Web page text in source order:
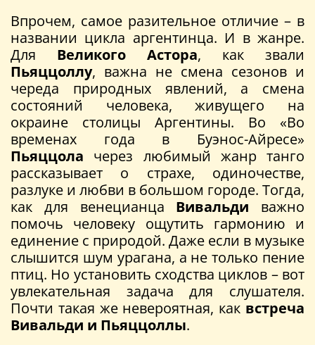
Впрочем, самое разительное отличие – в
названии цикла аргентинца. И в жанре.
Для Великого Астора, как звали
Пьяццоллу, важна не смена сезонов и
череда природных явлений, а смена
состояний человека, живущего на
окраине столицы Аргентины. Во «Во
временах года в Буэнос-Айресе»
Пьяццола через любимый жанр танго
рассказывает о страхе, одиночестве,
разлуке и любви в большом городе. Тогда,
как для венецианца Вивальди важно
помочь человеку ощутить гармонию и
единение с природой. Даже если в музыке
слышится шум урагана, а не только пение
птиц. Но установить сходства циклов – вот
увлекательная задача для слушателя.
Почти такая же невероятная, как встреча
Вивальди и Пьяццоллы.